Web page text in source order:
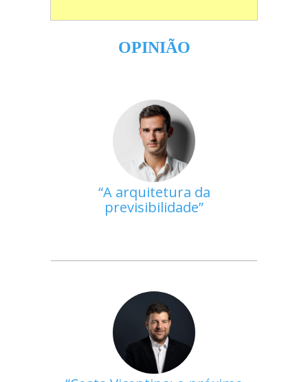
OPINIÃO
A arquitetura da
previsibilidade